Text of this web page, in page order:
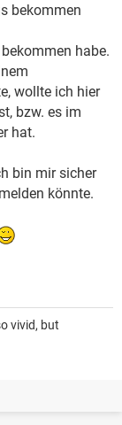
bekommen
habe.
wollte ich hier
bzw. es im
hat.
bin mir sicher
könnte.
vivid, but